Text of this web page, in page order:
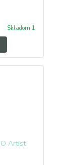
Skladom 1